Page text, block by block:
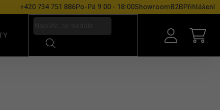
+420 734 751 886Po-Pá 9:00 - 18:00ShowroomB2BPřihlášení